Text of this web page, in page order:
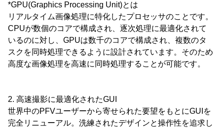
*GPU(Graphics Processing Unit)とは
リアルタイム画像処理に特化したプロセッサのことです。
CPUが数個のコアで構成され、逐次処理に最適化されて
いるのに対し、GPUは数千のコアで構成され、複数のタ
スクを同時処理できるように設計されています。そのため
高度な画像処理を高速に同時処理することが可能です。
2. 高速撮影に最適化されたGUI
世界中のPFVユーザーから寄せられた要望をもとにGUIを
完全リニューアル。洗練されたデザインと操作性を追求し